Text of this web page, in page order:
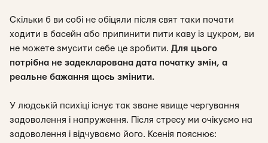
Скільки б ви собі не обіцяли після свят таки почати
ходити в басейн або припинити пити каву із цукром, ви
не можете змусити себе це зробити. Для цього
потрібна не задекларована дата початку змін, а
реальне бажання щось змінити.
У людській психіці існує так зване явище чергування
задоволення і напруження. Після стресу ми очікуємо на
задоволення і відчуваємо його. Ксенія пояснює: